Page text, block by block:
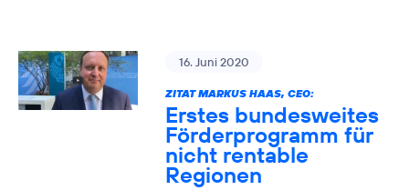
16. Juni 2020
ZITAT MARKUS HAAS, CEO:
Erstes bundesweites
Förderprogramm für
nicht rentable
Regionen